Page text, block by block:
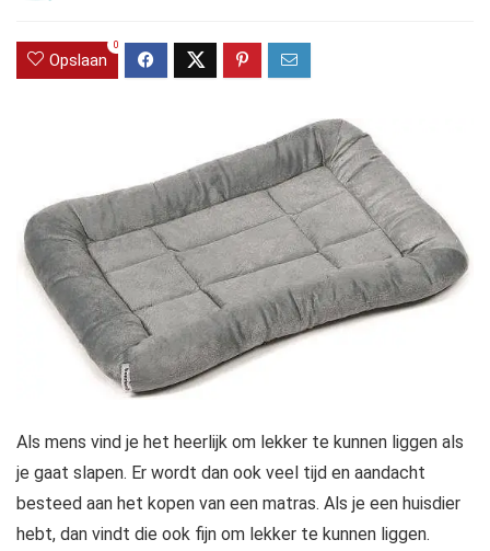
Opslaan
0
Als mens vind je het heerlijk om lekker te kunnen liggen als
je gaat slapen. Er wordt dan ook veel tijd en aandacht
besteed aan het kopen van een matras. Als je een huisdier
hebt, dan vindt die ook fijn om lekker te kunnen liggen.